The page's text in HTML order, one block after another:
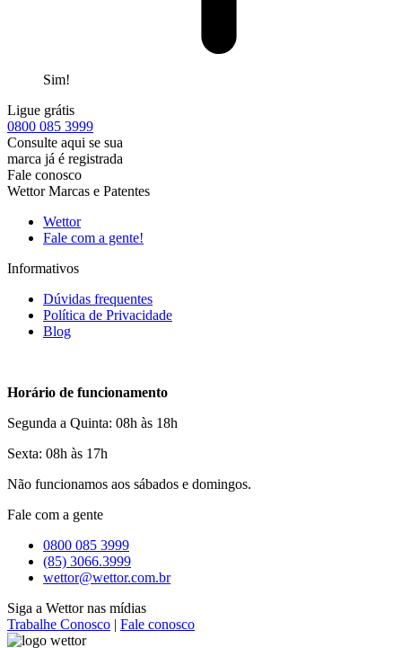
Sim!
Ligue grátis
0800 085 3999
Consulte aqui se sua
marca já é registrada
Fale conosco
Wettor Marcas e Patentes
Wettor
Fale com a gente!
Informativos
Dúvidas frequentes
Política de Privacidade
Blog
Horário de funcionamento
Segunda a Quinta: 08h às 18h
Sexta: 08h às 17h
Não funcionamos aos sábados e domingos.
Fale com a gente
0800 085 3999
(85) 3066.3999
wettor@wettor.com.br
Siga a Wettor nas mídias
Trabalhe Conosco | Fale conosco